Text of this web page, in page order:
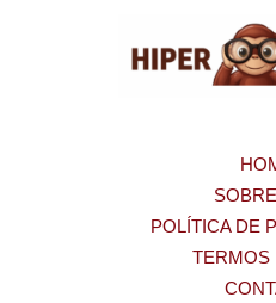
POLÍTICA DE
TERMOS